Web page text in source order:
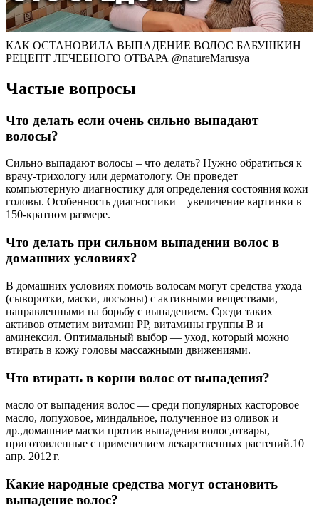
КАК ОСТАНОВИЛА ВЫПАДЕНИЕ ВОЛОС БАБУШКИН
РЕЦЕПТ ЛЕЧЕБНОГО ОТВАРА @natureMarusya
Частые вопросы
Что делать если очень сильно выпадают
волосы?
Сильно выпадают волосы – что делать? Нужно обратиться к
врачу-трихологу или дерматологу. Он проведет
компьютерную диагностику для определения состояния кожи
головы. Особенность диагностики – увеличение картинки в
150-кратном размере.
Что делать при сильном выпадении волос в
домашних условиях?
В домашних условиях помочь волосам могут средства ухода
(сыворотки, маски, лосьоны) с активными веществами,
направленными на борьбу с выпадением. Среди таких
активов отметим витамин PP, витамины группы B и
аминексил. Оптимальный выбор — уход, который можно
втирать в кожу головы массажными движениями.
Что втирать в корни волос от выпадения?
масло от выпадения волос — среди популярных касторовое
масло, лопуховое, миндальное, полученное из оливок и
др.,домашние маски против выпадения волос,отвары,
приготовленные с применением лекарственных растений.10
апр. 2012 г.
Какие народные средства могут остановить
выпадение волос?